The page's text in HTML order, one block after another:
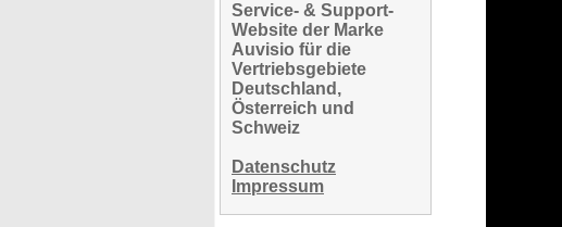
Service- & Support-
Website der Marke
Auvisio für die
Vertriebsgebiete
Deutschland,
Österreich und
Schweiz
Datenschutz
Impressum